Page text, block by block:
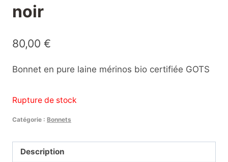
noir
80,00 €
Bonnet en pure laine mérinos bio certifiée GOTS
Rupture de stock
Catégorie : Bonnets
Description